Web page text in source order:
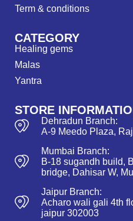
Term & conditions
CATEGORY
Healing gems
Malas
Yantra
STORE
Dehradun Branch:
A-9 Meedo Plaza,
Mumbai Branch:
B-18 sugandh build,
bridge, Dahisar W,
Jaipur Branch:
Acharo wali gali 4th
jaipur 302003